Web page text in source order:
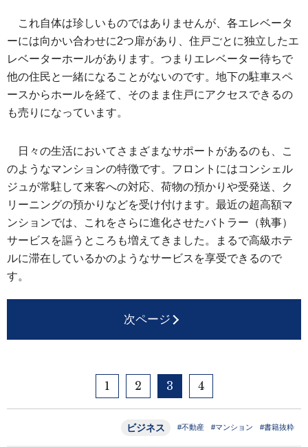
これ自体は珍しいものではありませんが、各エレベータ
ーには向かい合わせに2つ扉があり、住戸ごとに独立したエ
レベーターホールがあります。つまりエレベーター待ちで
他の住民と一緒になることがないのです。地下の駐車スペ
ースからホールを経て、そのまま住戸にアクセスできるの
も売りになっています。
日々の生活においてさまざまなサポートがあるのも、こ
のようなマンションの特徴です。フロントにはコンシェル
ジュが常駐して来客への対応、荷物の預かりや受発送、ク
リーニングの預かりなどを受け付けます。最近の超高額マ
ンションでは、これをさらに進化させたバトラー（執事）
サービスを謳うところも増えてきました。まるで高級ホテ
ルに滞在しているかのようなサービスを享受できるので
す。
次ページ
1 2 3 4
ビジネス #不動産 #マンション #書籍抜粋